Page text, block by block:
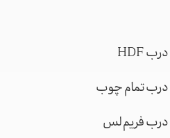
درب HDF
درب تمام چوب
درب فریم لس